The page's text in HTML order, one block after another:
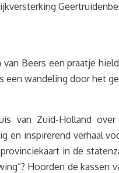
Beers een praatje
een wandeling door het
van Zuid-Holland
en inspirerend verhaal
in de
Hoorden de kassen